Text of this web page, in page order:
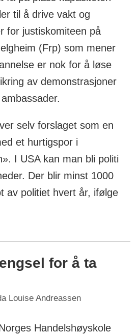
til å drive vakt og
for justiskomiteen på
(Frp) som mener
er nok for å løse
av demonstrasjoner
selv forslaget som en
et hurtigspor i
I USA kan man bli politi
Der blir minst 1000
av politiet hvert år, ifølge
for å ta
Louise Andreassen
Handelshøyskole